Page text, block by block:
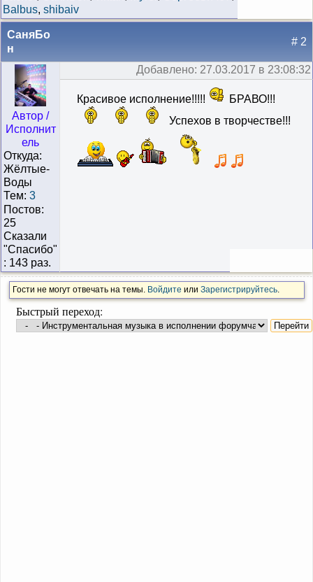
Balbus, shibaiv
СаняБо
н
# 2
Автор /
Исполнит
ель
Откуда:
Жёлтые-
Воды
Тем: 3
Постов:
25
Сказали
"Cпасибо"
: 143 раз.
Добавлено: 27.03.2017 в 23:08:32
Красивое исполнение!!!!!
БРАВО!!!
Успехов в творчестве!!!
Гости не могут отвечать на темы. Войдите или Зарегистрируйтесь.
Быстрый переход: